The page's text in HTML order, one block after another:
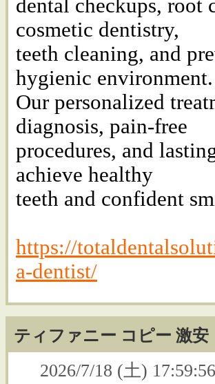
dental checkups, root
cosmetic dentistry,
teeth cleaning, and
hygienic environment.
Our personalized
diagnosis, pain-free
procedures, and
achieve healthy
teeth and confident
https://
a-dentist/
ティファニー コピー 激安
2026/7/18 (土)